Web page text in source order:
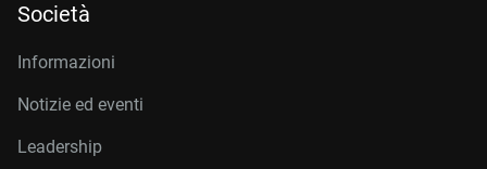
Società
Informazioni
Notizie ed eventi
Leadership